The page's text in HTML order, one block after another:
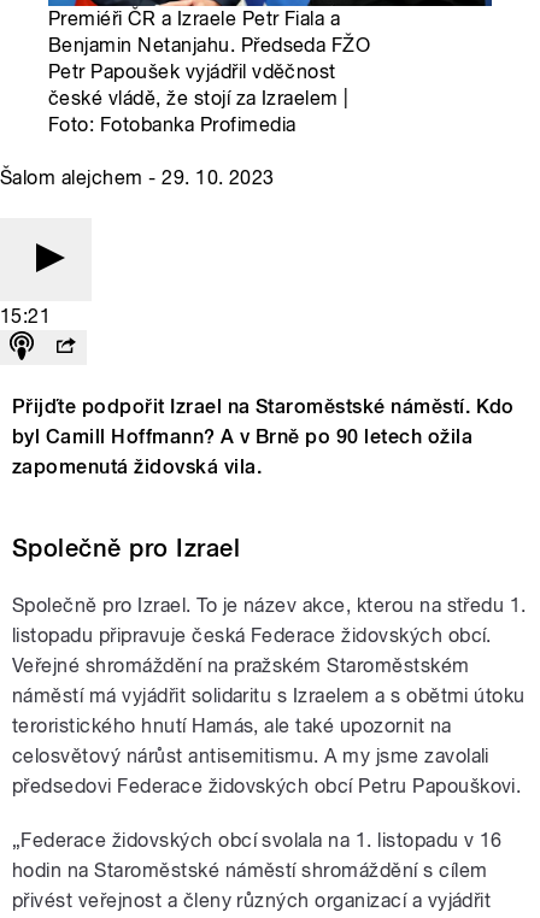
Premiéři ČR a Izraele Petr Fiala a
Benjamin Netanjahu. Předseda FŽO
Petr Papoušek vyjádřil vděčnost
české vládě, že stojí za Izraelem |
Foto: Fotobanka Profimedia
Šalom alejchem - 29. 10. 2023
15:21
Přijďte podpořit Izrael na Staroměstské náměstí. Kdo
byl Camill Hoffmann? A v Brně po 90 letech ožila
zapomenutá židovská vila.
Společně pro Izrael
Společně pro Izrael. To je název akce, kterou na středu 1.
listopadu připravuje česká Federace židovských obcí.
Veřejné shromáždění na pražském Staroměstském
náměstí má vyjádřit solidaritu s Izraelem a s obětmi útoku
teroristického hnutí Hamás, ale také upozornit na
celosvětový nárůst antisemitismu. A my jsme zavolali
předsedovi Federace židovských obcí Petru Papouškovi.
„Federace židovských obcí svolala na 1. listopadu v 16
hodin na Staroměstské náměstí shromáždění s cílem
přivést veřejnost a členy různých organizací a vyjádřit